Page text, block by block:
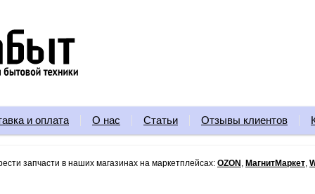
и оплата О нас Статьи Отзывы клиентов
запчасти в наших магазинах на маркетплейсах: OZON МагнитМаркет